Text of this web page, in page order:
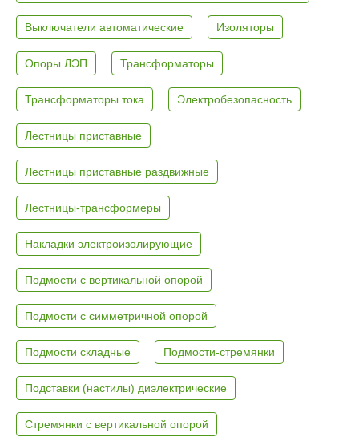
Выключатели автоматические Изоляторы
Опоры ЛЭП Трансформаторы
Трансформаторы тока Электробезопасность
Лестницы приставные
Лестницы приставные раздвижные
Лестницы-трансформеры
Накладки электроизолирующие
Подмости с вертикальной опорой
Подмости с симметричной опорой
Подмости складные Подмости-стремянки
Подставки (настилы) диэлектрические
Стремянки с вертикальной опорой